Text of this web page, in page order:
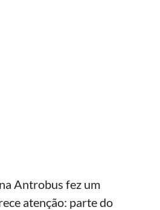
Antrobus fez um
atenção: parte do